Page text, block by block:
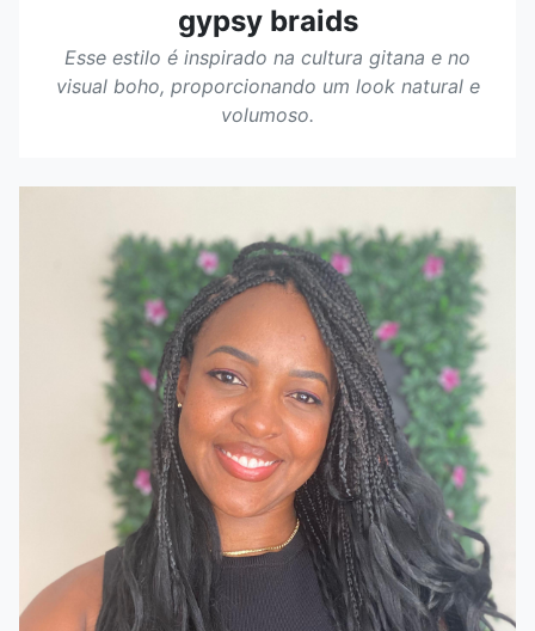
gypsy braids
Esse estilo é inspirado na cultura gitana e no
visual boho, proporcionando um look natural e
volumoso.